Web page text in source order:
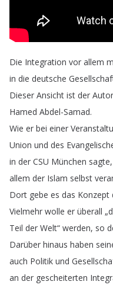
Die Integration vor allem
in die deutsche
Dieser Ansicht ist der Autor
Hamed Abdel-Samad.
Wie er bei einer
Union und des
in der CSU München sagte,
allem der Islam selbst
Dort gebe es das Konzept
Vielmehr wolle er überall „
Teil der Welt“ werden, so
Darüber hinaus haben
auch Politik und
an der gescheiterten